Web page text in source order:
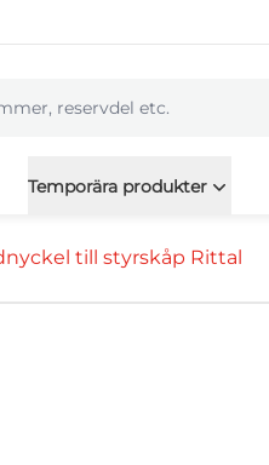
Temporära produkter
till styrskåp Rittal